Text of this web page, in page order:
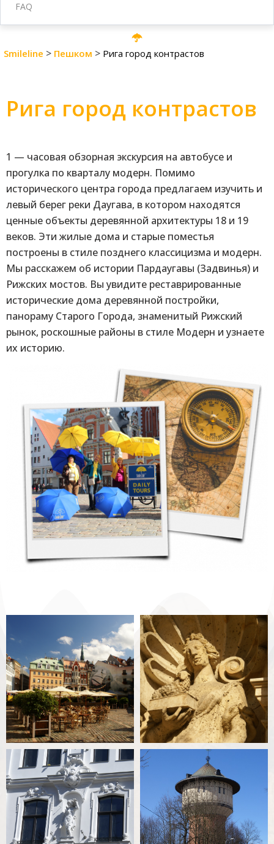
FAQ
Smileline > Пешком > Pига город контрастов
Pига город контрастов
1 — часовая обзорная экскурсия на автобусе и
прогулка по кварталу модерн. Помимо
исторического центра города предлагаем изучить и
левый берег реки Даугава, в котором находятся
ценные объекты деревянной архитектуры 18 и 19
веков. Эти жилые дома и старые поместья
построены в стиле позднего классицизма и модерн.
Мы расскажем об истории Пардаугавы (Задвинья) и
Рижских мостов. Вы увидите реставрированные
исторические дома деревянной постройки,
панораму Старого Города, знаменитый Рижский
рынок, роскошные районы в стиле Mодерн и узнаете
их историю.